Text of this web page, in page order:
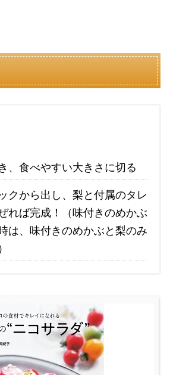
、食べやすい大きさに切る
クから出し、梨と付属のタレ
れば完成！（味付きのめかぶ
は、味付きのめかぶと梨のみ